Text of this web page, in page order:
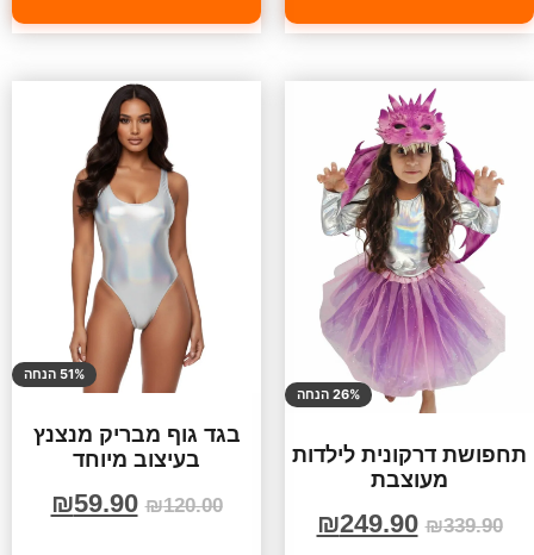
26% הנחה
תחפושת דרקונית לילדות
מעוצבת
₪339.90
₪249.90
51% הנחה
בגד גוף מבריק מנצנץ
בעיצוב מיוחד
₪120.00
₪59.90